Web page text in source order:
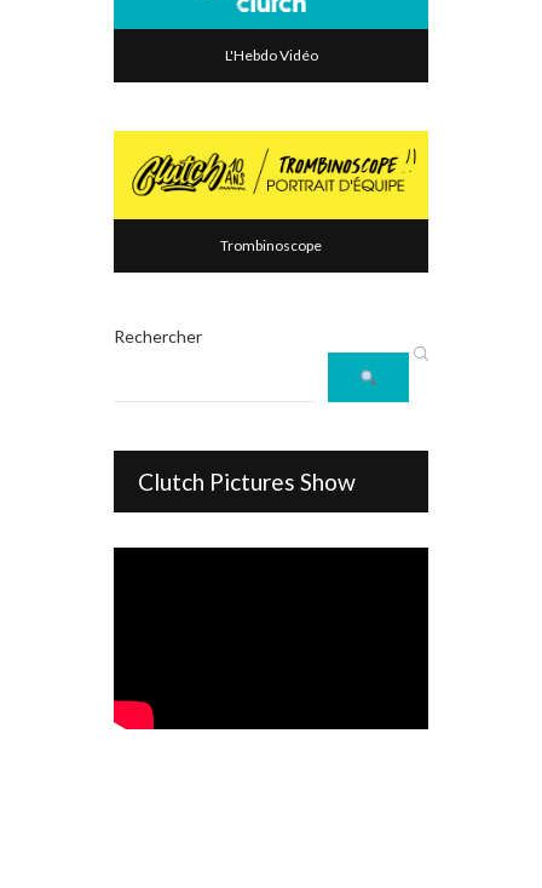
L'Hebdo Vidéo
Trombinoscope
Rechercher
Clutch Pictures Show